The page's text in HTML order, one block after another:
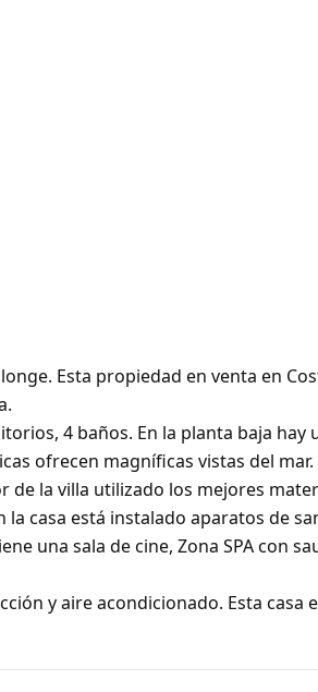
Esta propiedad en venta en
4 baños. En la planta baja
ofrecen magníficas vistas del mar.
la villa utilizado los mejores
casa está instalado aparatos de
una sala de cine, Zona SPA con
y aire acondicionado. Esta casa